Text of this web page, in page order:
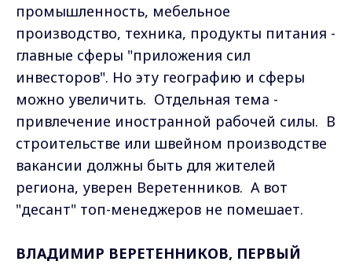
промышленность, мебельное
производство, техника, продукты питания -
главные сферы "приложения сил
инвесторов". Но эту географию и сферы
можно увеличить. Отдельная тема -
привлечение иностранной рабочей силы. В
строительстве или швейном производстве
вакансии должны быть для жителей
региона, уверен Веретенников. А вот
"десант" топ-менеджеров не помешает.
ВЛАДИМИР ВЕРЕТЕННИКОВ, ПЕРВЫЙ